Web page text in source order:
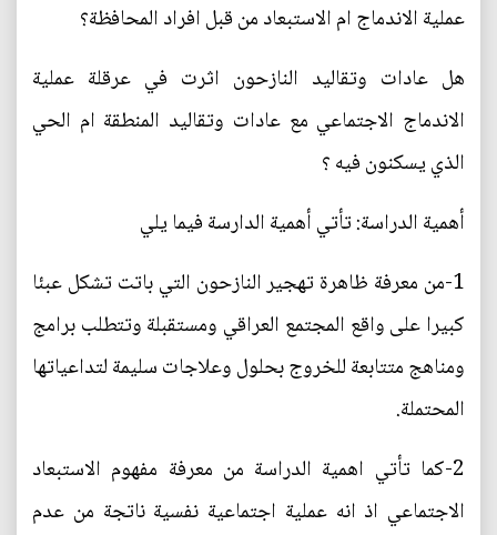
عملية الاندماج ام الاستبعاد من قبل افراد المحافظة؟
هل عادات وتقاليد النازحون اثرت في عرقلة عملية
الاندماج الاجتماعي مع عادات وتقاليد المنطقة ام الحي
الذي يسكنون فيه ؟
أهمية الدراسة: تأتي أهمية الدارسة فيما يلي
1-من معرفة ظاهرة تهجير النازحون التي باتت تشكل عبئا
كبيرا على واقع المجتمع العراقي ومستقبلة وتتطلب برامج
ومناهج متتابعة للخروج بحلول وعلاجات سليمة لتداعياتها
المحتملة.
2-كما تأتي اهمية الدراسة من معرفة مفهوم الاستبعاد
الاجتماعي اذ انه عملية اجتماعية نفسية ناتجة من عدم